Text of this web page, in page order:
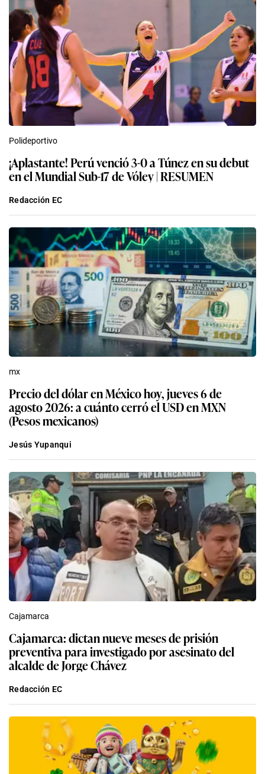
Polideportivo
¡Aplastante! Perú venció 3-0 a Túnez en su debut
en el Mundial Sub-17 de Vóley | RESUMEN
Redacción EC
mx
Precio del dólar en México hoy, jueves 6 de
agosto 2026: a cuánto cerró el USD en MXN
(Pesos mexicanos)
Jesús Yupanqui
Cajamarca
Cajamarca: dictan nueve meses de prisión
preventiva para investigado por asesinato del
alcalde de Jorge Chávez
Redacción EC